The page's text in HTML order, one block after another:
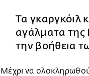
Τα γκαργκόιλ
αγάλματα της
την βοήθεια
Μέχρι να